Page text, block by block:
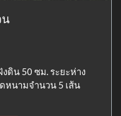
น
งดิน 50 ซม. ระยะห่าง
หนามจำนวน 5 เส้น